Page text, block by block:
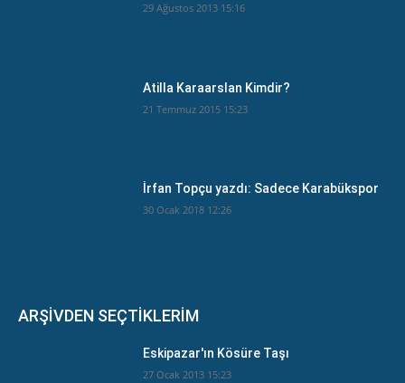
29 Ağustos 2013 15:16
Atilla Karaarslan Kimdir?
21 Temmuz 2015 15:23
İrfan Topçu yazdı: Sadece Karabükspor
30 Ocak 2018 12:26
ARŞİVDEN SEÇTİKLERİM
Eskipazar'ın Kösüre Taşı
27 Ocak 2013 15:23